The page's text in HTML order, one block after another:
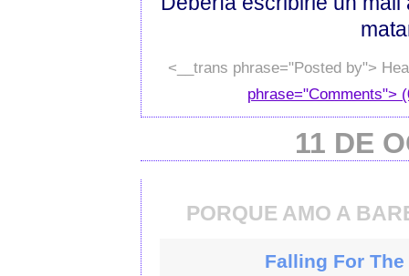
<__trans phrase="Posted by">
phrase="Comments">
11 DE
PORQUE AMO A
Falling For